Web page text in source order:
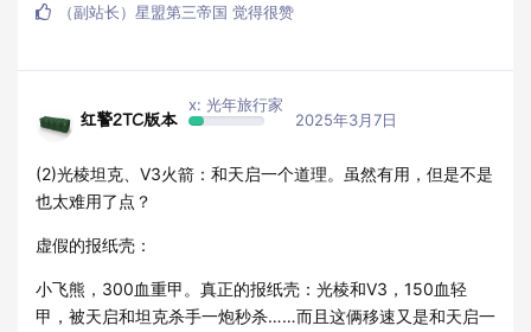
（副站长）星盟第三帝国 觉得很赞
红警2TC版本
x: 光年旅行家
2025年3月7日
(2)光棱坦克、V3火箭：和天启一个道理。虽然有用，但是不是
也太难用了点？
虚假的报纸壳：
小飞熊，300血重甲。真正的报纸壳：光棱和V3，150血轻
甲，被天启和坦克杀手一炮秒杀……而且这俩移速又是和天启一